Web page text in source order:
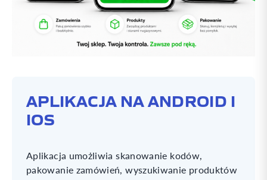
APLIKACJA NA ANDROID I
IOS
Aplikacja umożliwia skanowanie kodów,
pakowanie zamówień, wyszukiwanie produktów